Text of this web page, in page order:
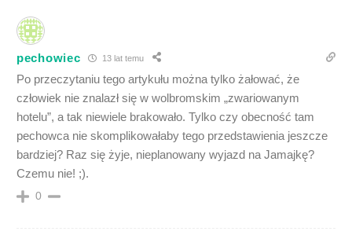
pechowiec 13 lat temu
Po przeczytaniu tego artykułu można tylko żałować, że
człowiek nie znalazł się w wolbromskim „zwariowanym
hotelu”, a tak niewiele brakowało. Tylko czy obecność tam
pechowca nie skomplikowałaby tego przedstawienia jeszcze
bardziej? Raz się żyje, nieplanowany wyjazd na Jamajkę?
Czemu nie! ;).
0